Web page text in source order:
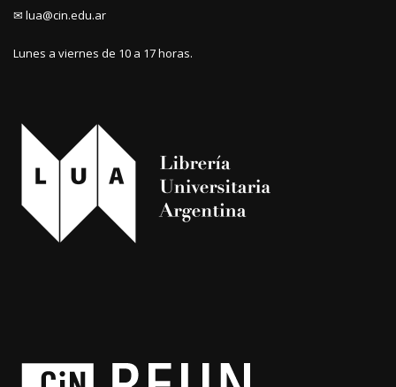
✉ lua@cin.edu.ar
Lunes a viernes de 10 a 17 horas.